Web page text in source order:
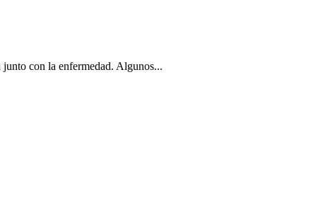
con la enfermedad. Algunos...